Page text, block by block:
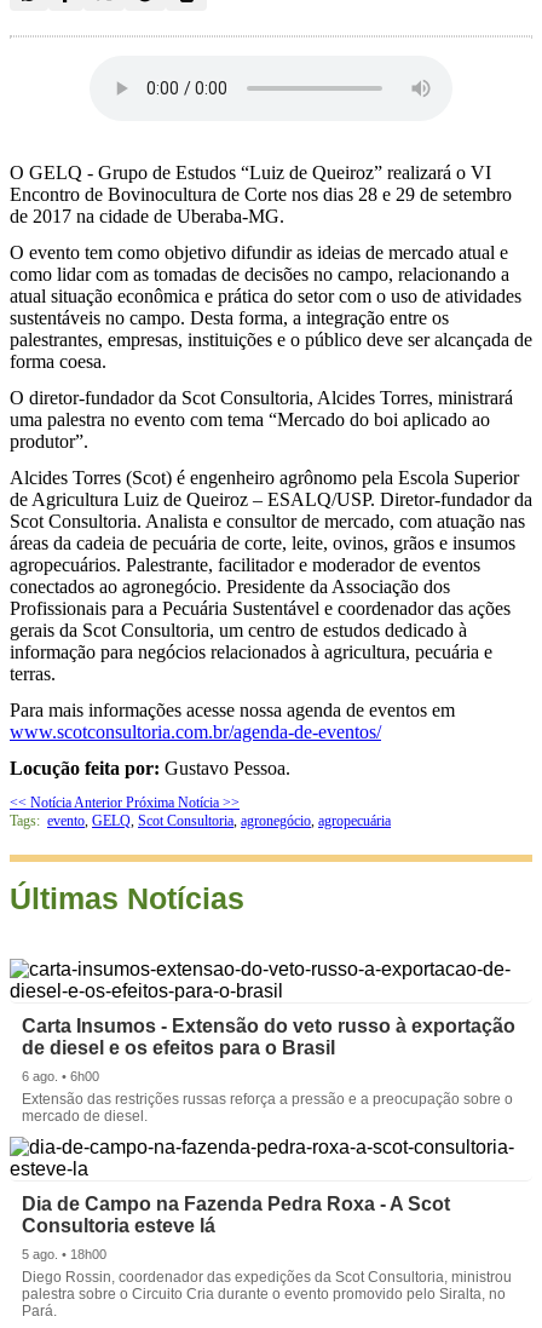
O GELQ - Grupo de Estudos “Luiz de Queiroz” realizará o VI
Encontro de Bovinocultura de Corte nos dias 28 e 29 de setembro
de 2017 na cidade de Uberaba-MG.
O evento tem como objetivo difundir as ideias de mercado atual e
como lidar com as tomadas de decisões no campo, relacionando a
atual situação econômica e prática do setor com o uso de atividades
sustentáveis no campo. Desta forma, a integração entre os
palestrantes, empresas, instituições e o público deve ser alcançada de
forma coesa.
O diretor-fundador da Scot Consultoria, Alcides Torres, ministrará
uma palestra no evento com tema “Mercado do boi aplicado ao
produtor”.
Alcides Torres (Scot) é engenheiro agrônomo pela Escola Superior
de Agricultura Luiz de Queiroz – ESALQ/USP. Diretor-fundador da
Scot Consultoria. Analista e consultor de mercado, com atuação nas
áreas da cadeia de pecuária de corte, leite, ovinos, grãos e insumos
agropecuários. Palestrante, facilitador e moderador de eventos
conectados ao agronegócio. Presidente da Associação dos
Profissionais para a Pecuária Sustentável e coordenador das ações
gerais da Scot Consultoria, um centro de estudos dedicado à
informação para negócios relacionados à agricultura, pecuária e
terras.
Para mais informações acesse nossa agenda de eventos em
www.scotconsultoria.com.br/agenda-de-eventos/
Locução feita por: Gustavo Pessoa.
<< Notícia Anterior Próxima Notícia >>
Tags: evento, GELQ, Scot Consultoria, agronegócio, agropecuária
Últimas Notícias
Carta Insumos - Extensão do veto russo à exportação
de diesel e os efeitos para o Brasil
6 ago. • 6h00
Extensão das restrições russas reforça a pressão e a preocupação sobre o
mercado de diesel.
Dia de Campo na Fazenda Pedra Roxa - A Scot
Consultoria esteve lá
5 ago. • 18h00
Diego Rossin, coordenador das expedições da Scot Consultoria, ministrou
palestra sobre o Circuito Cria durante o evento promovido pelo Siralta, no
Pará.